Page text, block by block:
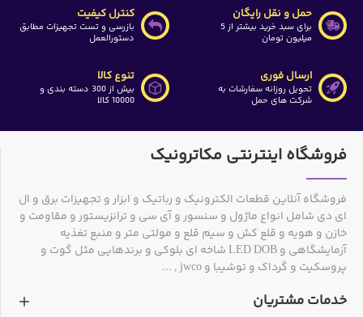
حمل و نقل رایگان
برای سبد خرید بیشتر از 5
میلیون تومان
کنترل کیفیت
بازرسی و تست تجهیزات مطابق
دستورالعمل
ارسال فوری
تحویل روزانه سفارشات به
شرکت های حمل
تنوع کالا
بیش از 300 دسته بندی و
10000 کالا
فروشگاه اینترنتی مکاترونیک
فروشگاه آنلاین قطعات الکترونیک و رباتیک و ابزار و تجهیزات برق و ال
ای دی شامل انواع ماژول و سنسور و آی سی و ترانزیستور و مقاومت و
خازن و هویه و قلع کش و سیم قلع و مولتی متر و منبع تغذیه
آزمایشگاهی و LED DOB شاخه ای بلوکی و برندهایی مثل گوت و
پروسکیت و گرداک و توشیبا و jwco , ...
خدمات مشتریان